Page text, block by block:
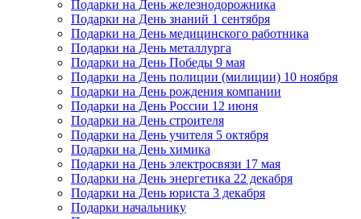
Подарки на День железнодорожника
Подарки на День знаний 1 сентября
Подарки на День медицинского работника
Подарки на День металлурга
Подарки на День Победы 9 мая
Подарки на День полиции (милиции) 10 ноября
Подарки на День рождения компании
Подарки на День России 12 июня
Подарки на День строителя
Подарки на День учителя 5 октября
Подарки на День химика
Подарки на День электросвязи 17 мая
Подарки на День энергетика 22 декабря
Подарки на День юриста 3 декабря
Подарки начальнику